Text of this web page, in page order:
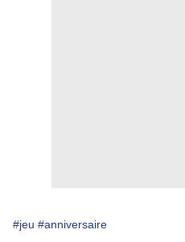
#jeu #anniversaire